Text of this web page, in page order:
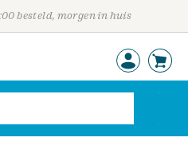
besteld, morgen in huis